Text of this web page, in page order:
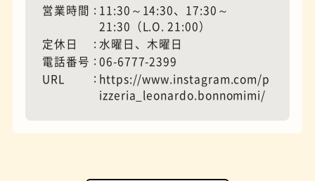
フィギュアショップ
営業時間
11:30～14:30、17:30～
21:30（L.O. 21:00）
定休日
水曜日、木曜日
電話番号
06-6777-2399
URL
https://www.instagram.com/p
izzeria_leonardo.bonnomimi/